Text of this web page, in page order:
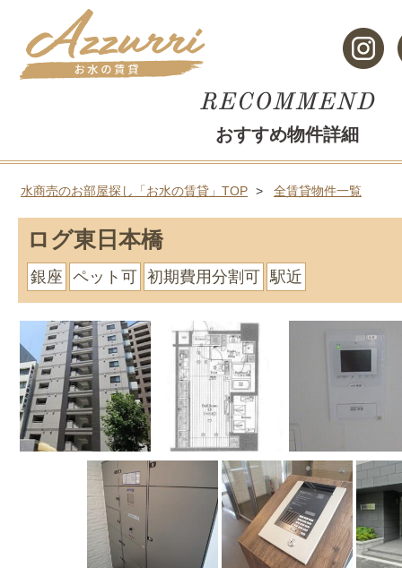
おすすめ物件詳細
水商売のお部屋探し「お水の賃貸」TOP 全賃貸物件一覧
ログ東日本橋
銀座 ペット可 初期費用分割可 駅近